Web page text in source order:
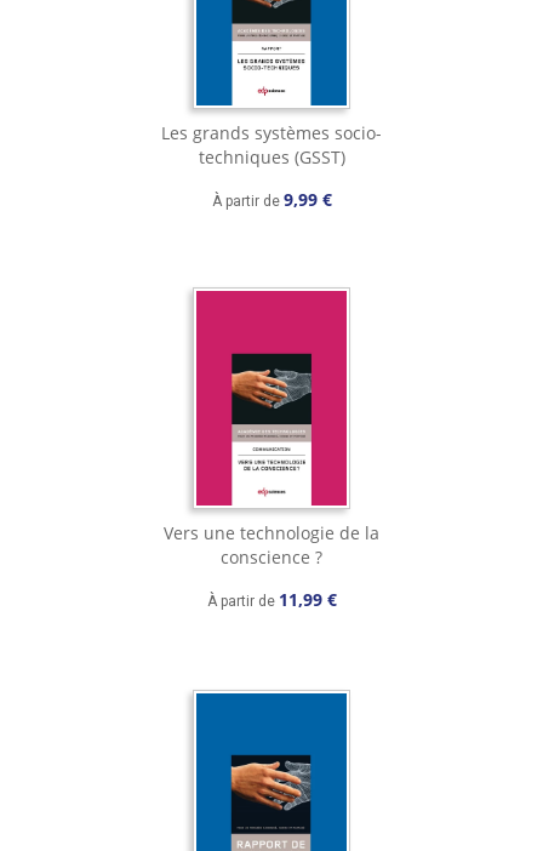
Les grands systèmes socio-
techniques (GSST)
À partir de 9,99 €
Vers une technologie de la
conscience ?
À partir de 11,99 €